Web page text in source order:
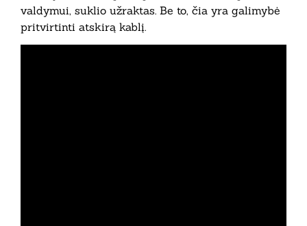
valdymui, suklio užraktas. Be to, čia yra galimybė
pritvirtinti atskirą kablį.